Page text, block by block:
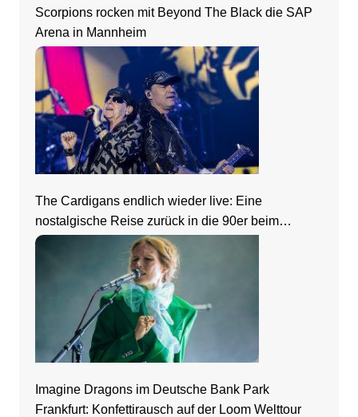
Scorpions rocken mit Beyond The Black die SAP
Arena in Mannheim
The Cardigans endlich wieder live: Eine
nostalgische Reise zurück in die 90er beim
Zeltfestival Rhein-Neckar
Imagine Dragons im Deutsche Bank Park
Frankfurt: Konfettirausch auf der Loom Welttour